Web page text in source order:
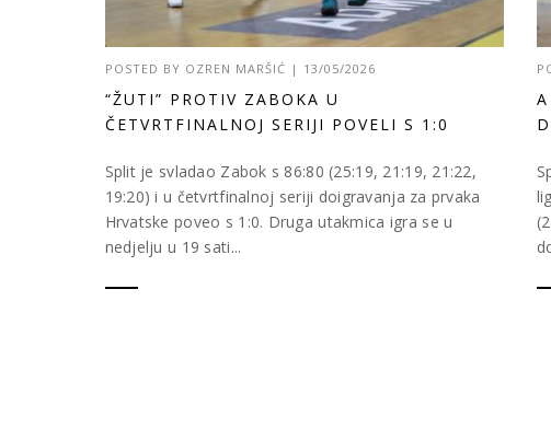
POSTED BY OZREN MARŠIĆ | 13/05/2026
“ŽUTI” PROTIV ZABOKA U
ČETVRTFINALNOJ SERIJI POVELI S 1:0
Split je svladao Zabok s 86:80 (25:19, 21:19, 21:22,
19:20) i u četvrtfinalnoj seriji doigravanja za prvaka
Hrvatske poveo s 1:0. Druga utakmica igra se u
nedjelju u 19 sati...